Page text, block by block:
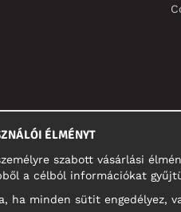
ÉLMÉNYT
szabott vásárlási
a célból információkat
ha minden sütit engedélyez,